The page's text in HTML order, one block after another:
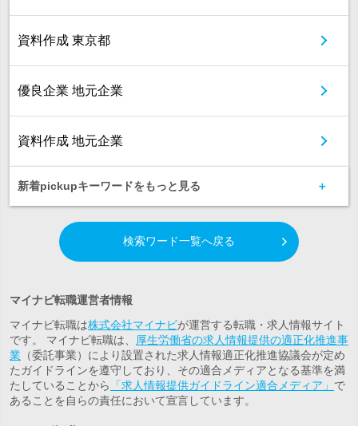
資料作成 東京都
優良企業 地元企業
資料作成 地元企業
新着pickupキーワードをもっと見る
検索ワード一覧へ戻る
マイナビ転職運営者情報
マイナビ転職は株式会社マイナビが運営する転職・求人情報サイト
です。 マイナビ転職は、
厚生労働省の求人情報提供の適正化推進事
業 （委託事業）により設置された求人情報適正化推進協議会が定め
たガイドラインを遵守しており、その適合メディアとなる基準を満
たしていることから
「求人情報提供ガイドライン適合メディア」 で
あることを自らの責任において宣言しています。